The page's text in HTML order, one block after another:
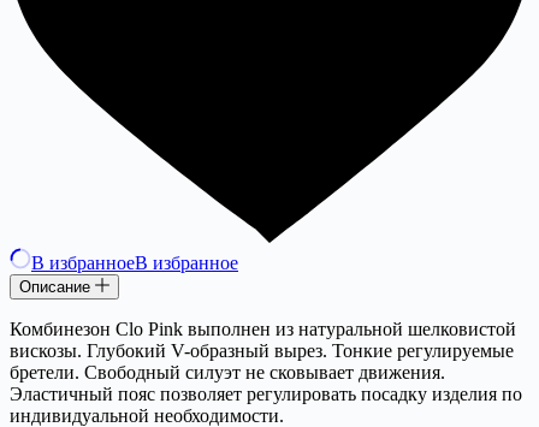
В избранноеВ избранное
Описание
Комбинезон Clo Pink выполнен из натуральной шелковистой
вискозы. Глубокий V-образный вырез. Тонкие регулируемые
бретели. Свободный силуэт не сковывает движения.
Эластичный пояс позволяет регулировать посадку изделия по
индивидуальной необходимости.